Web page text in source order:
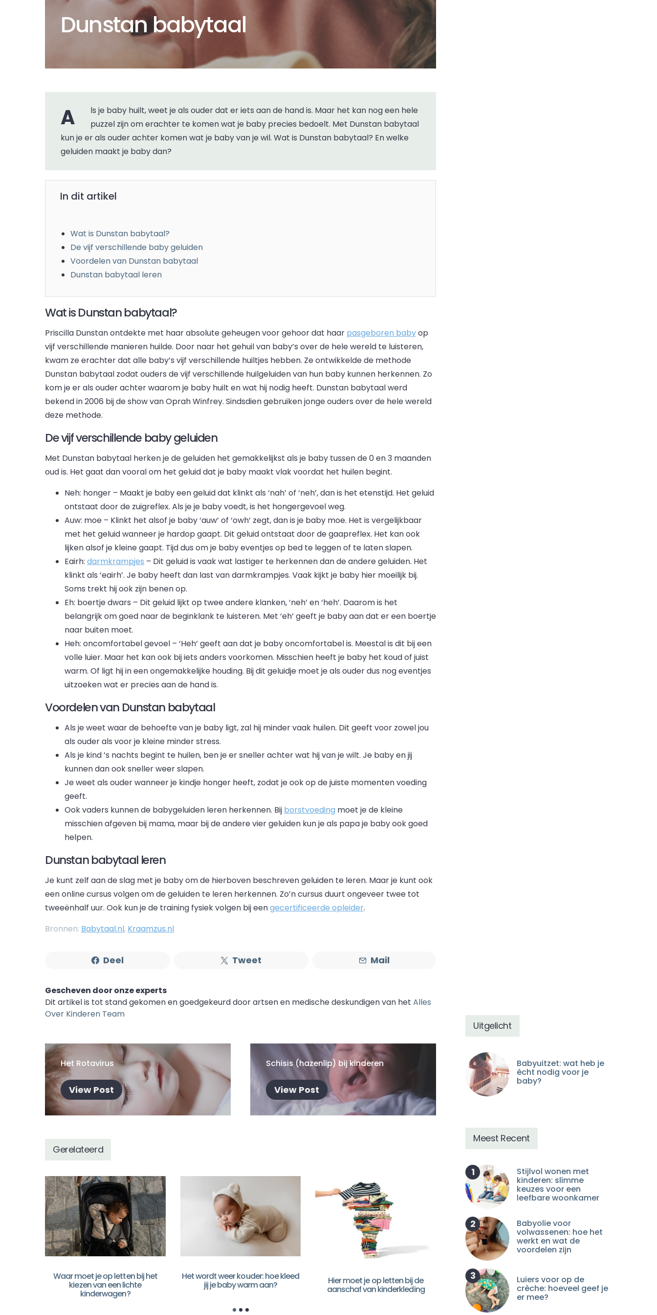
Dunstan babytaal
Als je baby huilt, weet je als ouder dat er iets aan de hand is. Maar het kan nog een hele
puzzel zijn om erachter te komen wat je baby precies bedoelt. Met Dunstan babytaal
kun je er als ouder achter komen wat je baby van je wil. Wat is Dunstan babytaal? En welke
geluiden maakt je baby dan?
In dit artikel
Wat is Dunstan babytaal?
De vijf verschillende baby geluiden
Voordelen van Dunstan babytaal
Dunstan babytaal leren
Wat is Dunstan babytaal?
Priscilla Dunstan ontdekte met haar absolute geheugen voor gehoor dat haar pasgeboren babyop
vijf verschillende manieren huilde. Door naar het gehuil van baby’s over de hele wereld te luisteren,
kwam ze erachter dat alle baby’s vijf verschillende huiltjes hebben. Ze ontwikkelde de methode
Dunstan babytaal zodat ouders de vijf verschillende huilgeluiden van hun baby kunnen herkennen. Zo
kom je er als ouder achter waarom je baby huilt en wat hij nodig heeft. Dunstan babytaal werd
bekend in 2006 bij de show van Oprah Winfrey. Sindsdien gebruiken jonge ouders over de hele wereld
deze methode.
De vijf verschillende baby geluiden
Met Dunstan babytaal herken je de geluiden het gemakkelijkst als je baby tussen de 0 en 3 maanden
oud is. Het gaat dan vooral om het geluid dat je baby maakt vlak voordat het huilen begint.
Neh: honger – Maakt je baby een geluid dat klinkt als ‘nah’ of ‘neh’, dan is het etenstijd. Het geluid
ontstaat door de zuigreflex. Als je je baby voedt, is het hongergevoel weg.
Auw: moe – Klinkt het alsof je baby ‘auw’ of ‘owh’ zegt, dan is je baby moe. Het is vergelijkbaar
met het geluid wanneer je hardop gaapt. Dit geluid ontstaat door de gaapreflex. Het kan ook
lijken alsof je kleine gaapt. Tijd dus om je baby eventjes op bed te leggen of te laten slapen.
Eairh: darmkrampjes – Dit geluid is vaak wat lastiger te herkennen dan de andere geluiden. Het
klinkt als ‘eairh’. Je baby heeft dan last van darmkrampjes. Vaak kijkt je baby hier moeilijk bij.
Soms trekt hij ook zijn benen op.
Eh: boertje dwars – Dit geluid lijkt op twee andere klanken, ‘neh’ en ‘heh’. Daarom is het
belangrijk om goed naar de beginklank te luisteren. Met ‘eh’ geeft je baby aan dat er een boertje
naar buiten moet.
Heh: oncomfortabel gevoel – ‘Heh’ geeft aan dat je baby oncomfortabel is. Meestal is dit bij een
volle luier. Maar het kan ook bij iets anders voorkomen. Misschien heeft je baby het koud of juist
warm. Of ligt hij in een ongemakkelijke houding. Bij dit geluidje moet je als ouder dus nog eventjes
uitzoeken wat er precies aan de hand is.
Voordelen van Dunstan babytaal
Als je weet waar de behoefte van je baby ligt, zal hij minder vaak huilen. Dit geeft voor zowel jou
als ouder als voor je kleine minder stress.
Als je kind ’s nachts begint te huilen, ben je er sneller achter wat hij van je wilt. Je baby en jij
kunnen dan ook sneller weer slapen.
Je weet als ouder wanneer je kindje honger heeft, zodat je ook op de juiste momenten voeding
geeft.
Ook vaders kunnen de babygeluiden leren herkennen. Bij borstvoeding moet je de kleine
misschien afgeven bij mama, maar bij de andere vier geluiden kun je als papa je baby ook goed
helpen.
Dunstan babytaal leren
Je kunt zelf aan de slag met je baby om de hierboven beschreven geluiden te leren. Maar je kunt ook
een online cursus volgen om de geluiden te leren herkennen. Zo’n cursus duurt ongeveer twee tot
tweeënhalf uur. Ook kun je de training fysiek volgen bij eengecertificeerde opleider.
Bronnen: Babytaal.nl, Kraamzus.nl
Deel Tweet Mail
Gescheven door onze experts
Dit artikel is tot stand gekomen en goedgekeurd door artsen en medische deskundigen van het Alles
Over Kinderen Team
Het Rotavirus
View Post
Schisis (hazenlip) bij kinderen
View Post
Gerelateerd
Waar moet je op letten bij het
kiezen van een lichte
kinderwagen?
Het wordt weer kouder: hoe kleed
jij je baby warm aan? Hier moet je op letten bij de
aanschaf van kinderkleding
Prematuurkleding: wat heb je
nodig voor je te vroeg geboren
baby?
Uitgelicht
Babyuitzet: wat heb je
écht nodig voor je
baby?
Meest Recent
1 Stijlvol wonen met
kinderen: slimme
keuzes voor een
leefbare woonkamer
2 Babyolie voor
volwassenen: hoe het
werkt en wat de
voordelen zijn
3 Luiers voor op de
crèche: hoeveel geef je
er mee?